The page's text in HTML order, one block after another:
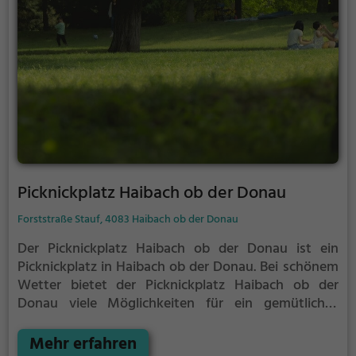
Picknickplatz Haibach ob der Donau
Forststraße Stauf, 4083 Haibach ob der Donau
Der Picknickplatz Haibach ob der Donau ist ein
Picknickplatz in Haibach ob der Donau. Bei schönem
Wetter bietet der Picknickplatz Haibach ob der
Donau viele Möglichkeiten für ein gemütliches
Tagesausflug oder als kurze Pause zwischendurch,
Mehr erfahren